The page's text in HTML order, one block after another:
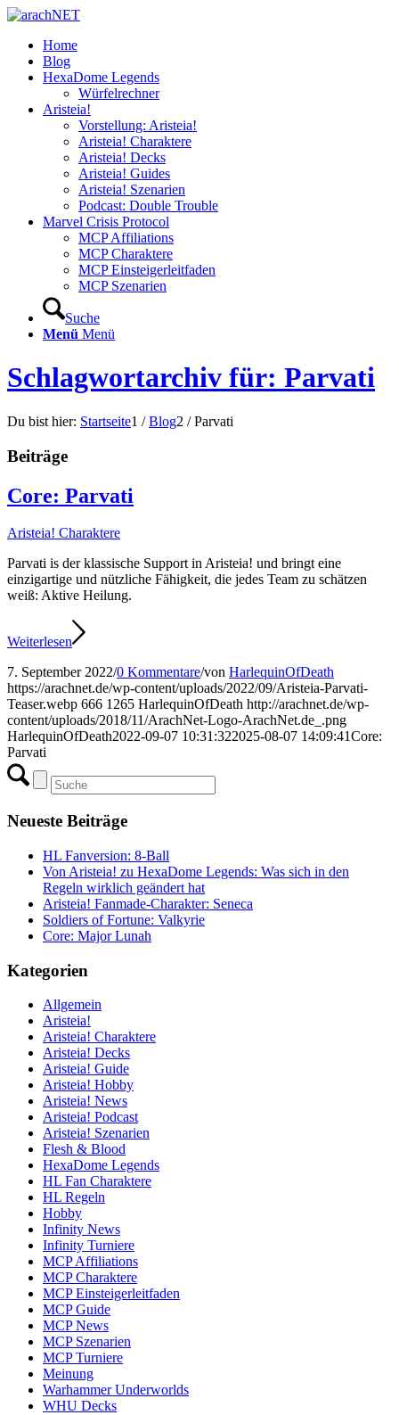
Home
Blog
HexaDome Legends
Würfelrechner
Aristeia!
Vorstellung: Aristeia!
Aristeia! Charaktere
Aristeia! Decks
Aristeia! Guides
Aristeia! Szenarien
Podcast: Double Trouble
Marvel Crisis Protocol
MCP Affiliations
MCP Charaktere
MCP Einsteigerleitfaden
MCP Szenarien
Suche
Menü Menü
Schlagwortarchiv für: Parvati
Du bist hier: Startseite1 / Blog2 / Parvati
Beiträge
Core: Parvati
Aristeia! Charaktere
Parvati is der klassische Support in Aristeia! und bringt eine
einzigartige und nützliche Fähigkeit, die jedes Team zu schätzen
weiß: Aktive Heilung.
Weiterlesen
7. September 2022/0 Kommentare/von HarlequinOfDeath
https://arachnet.de/wp-content/uploads/2022/09/Aristeia-Parvati-
Teaser.webp 666 1265 HarlequinOfDeath http://arachnet.de/wp-
content/uploads/2018/11/ArachNet-Logo-ArachNet.de_.png
HarlequinOfDeath2022-09-07 10:31:322025-08-07 14:09:41Core:
Parvati
Neueste Beiträge
HL Fanversion: 8-Ball
Von Aristeia! zu HexaDome Legends: Was sich in den
Regeln wirklich geändert hat
Aristeia! Fanmade-Charakter: Seneca
Soldiers of Fortune: Valkyrie
Core: Major Lunah
Kategorien
Allgemein
Aristeia!
Aristeia! Charaktere
Aristeia! Decks
Aristeia! Guide
Aristeia! Hobby
Aristeia! News
Aristeia! Podcast
Aristeia! Szenarien
Flesh & Blood
HexaDome Legends
HL Fan Charaktere
HL Regeln
Hobby
Infinity News
Infinity Turniere
MCP Affiliations
MCP Charaktere
MCP Einsteigerleitfaden
MCP Guide
MCP News
MCP Szenarien
MCP Turniere
Meinung
Warhammer Underworlds
WHU Decks